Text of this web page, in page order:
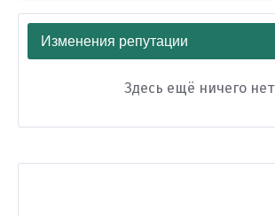
Изменения репутации
Здесь ещё ничего нет